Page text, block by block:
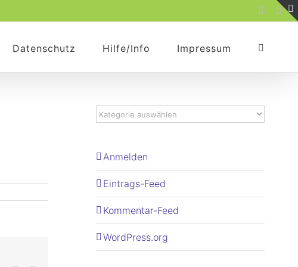
Rss
Datenschutz Hilfe/Info Impressum
Anmelden
Eintrags-Feed
Kommentar-Feed
WordPress.org